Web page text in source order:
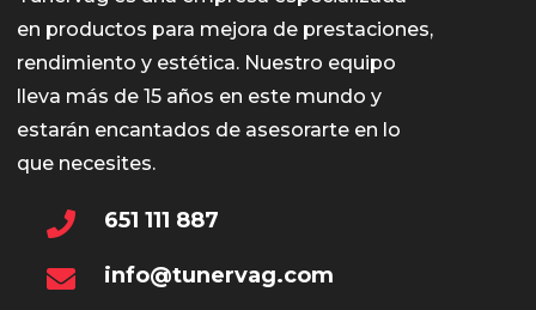
en productos para mejora de prestaciones,
rendimiento y estética. Nuestro equipo
lleva más de 15 años en este mundo y
estarán encantados de asesorarte en lo
que necesites.
651 111 887
info@tunervag.com